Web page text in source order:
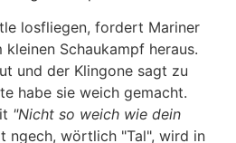
losfliegen, fordert Mariner
Schaukampf heraus.
und der Klingone sagt zu
habe sie weich gemacht.
"Nicht so weich wie dein
ngech, wörtlich "Tal", wird in